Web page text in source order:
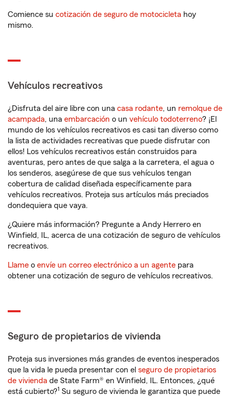
Comience su cotización de seguro de motocicleta hoy
mismo.
Vehículos recreativos
¿Disfruta del aire libre con una casa rodante, un remolque de
acampada, una embarcación o un vehículo todoterreno? ¡El
mundo de los vehículos recreativos es casi tan diverso como
la lista de actividades recreativas que puede disfrutar con
ellos! Los vehículos recreativos están construidos para
aventuras, pero antes de que salga a la carretera, el agua o
los senderos, asegúrese de que sus vehículos tengan
cobertura de calidad diseñada específicamente para
vehículos recreativos. Proteja sus artículos más preciados
dondequiera que vaya.
¿Quiere más información? Pregunte a Andy Herrero en
Winfield, IL, acerca de una cotización de seguro de vehículos
recreativos.
Llame o envíe un correo electrónico a un agente para
obtener una cotización de seguro de vehículos recreativos.
Seguro de propietarios de vivienda
Proteja sus inversiones más grandes de eventos inesperados
que la vida le pueda presentar con el seguro de propietarios
de vivienda de State Farm® en Winfield, IL. Entonces, ¿qué
está cubierto?1 Su seguro de vivienda le garantiza que puede